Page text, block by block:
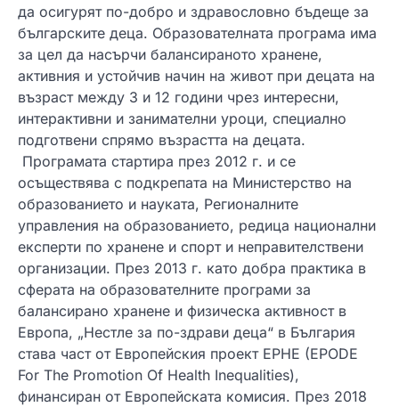
да осигурят по-добро и здравословно бъдеще за
българските деца. Образователната програма има
за цел да насърчи балансираното хранене,
активния и устойчив начин на живот при децата на
възраст между 3 и 12 години чрез интересни,
интерактивни и занимателни уроци, специално
подготвени спрямо възрастта на децата.
Програмата стартира през 2012 г. и се
осъществява с подкрепата на Министерство на
образованието и науката, Регионалните
управления на образованието, редица национални
експерти по хранене и спорт и неправителствени
организации. През 2013 г. като добра практика в
сферата на образователните програми за
балансирано хранене и физическа активност в
Европа, „Нестле за по-здрави деца“ в България
става част от Европейския проект EPHE (EPODE
For The Promotion Of Health Inequalities),
финансиран от Европейската комисия. През 2018